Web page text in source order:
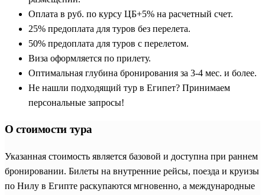
Оплата в руб. по курсу ЦБ+5% на расчетный счет.
25% предоплата для туров без перелета.
50% предоплата для туров с перелетом.
Виза оформляется по прилету.
Оптимальная глубина бронирования за 3-4 мес. и более.
Не нашли подходящий тур в Египет? Принимаем
персональные запросы!
О стоимости тура
Указанная стоимость является базовой и доступна при раннем
бронировании. Билеты на внутренние рейсы, поезда и круизы
по Нилу в Египте раскупаются мгновенно, а международные